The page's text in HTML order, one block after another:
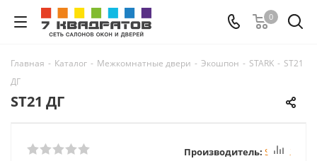
0
Главная - Каталог - Межкомнатные двери - Экошпон - STARK - ST21
ДГ
ST21 ДГ
Производитель: STARK